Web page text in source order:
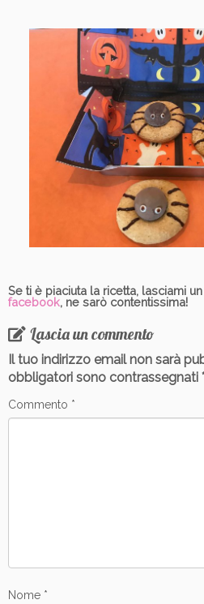
Se ti è piaciuta la ricetta, lasciami
facebook, ne sarò contentissima!
Lascia un commento
Il tuo indirizzo email non sarà
obbligatori sono contrassegnati
Commento *
Nome *